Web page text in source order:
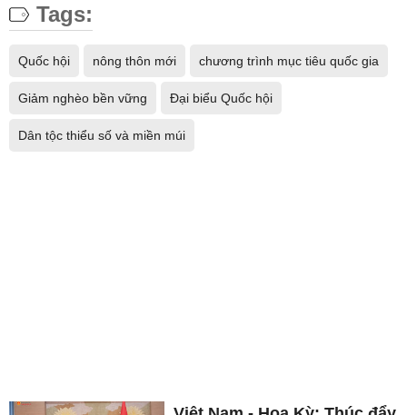
Tags:
Quốc hội nông thôn mới chương trình mục tiêu quốc gia
Giảm nghèo bền vững Đại biểu Quốc hội
Dân tộc thiểu số và miền múi